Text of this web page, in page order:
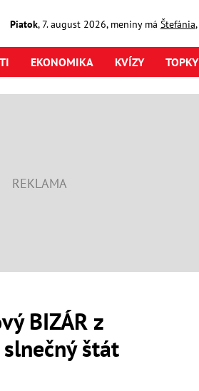
Piatok,7. august2026, meniny má Štefánia
EKONOMIKA KVÍZY
BIZÁR z
štát